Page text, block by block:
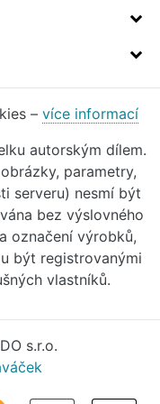
– více informací
autorským dílem.
parametry,
serveru) nesmí být
bez výslovného
označení výrobků,
být registrovanými
vlastníků.
s.r.o.